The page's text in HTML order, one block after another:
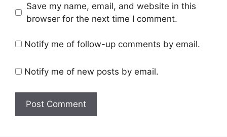
Save my name, email, and website in this
browser for the next time I comment.
Notify me of follow-up comments by email.
Notify me of new posts by email.